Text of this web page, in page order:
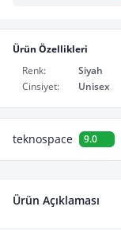
Ürün Özellikleri
Renk:
Siyah
Cinsiyet:
Unisex
teknospace 9.0
Ürün Açıklaması